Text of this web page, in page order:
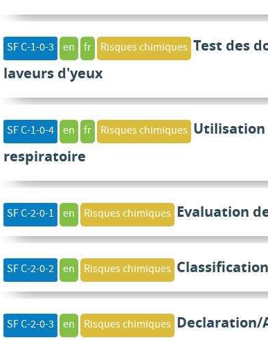
SF C-1-0-3 en fr Risques chimiques Test des
laveurs d'yeux
SF C-1-0-4 en fr Risques chimiques
respiratoire
SF C-2-0-1 en Risques chimiques Evaluation
SF C-2-0-2 en Risques chimiques
SF C-2-0-3 en Risques chimiques